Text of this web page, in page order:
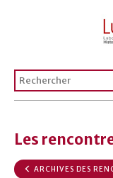
Les
ARCHIVES DES